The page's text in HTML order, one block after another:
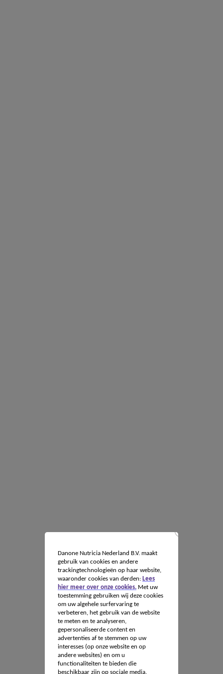
Danone Nutricia Nederland B.V. maakt
gebruik van cookies en andere
trackingtechnologieën op haar website,
waaronder cookies van derden: Lees
hier meer over onze cookies.Met uw
toestemming gebruiken wij deze cookies
om uw algehele surfervaring te
verbeteren, het gebruik van de website
te meten en te analyseren,
gepersonaliseerde content en
advertenties af te stemmen op uw
interesses (op onze website en op
andere websites) en om u
functionaliteiten te bieden die
beschikbaar zijn op sociale media.